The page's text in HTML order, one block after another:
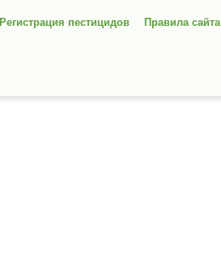
Регистрация пестицидов Правила сайта